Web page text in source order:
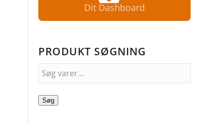
Dit Dashboard
PRODUKT SØGNING
Søg